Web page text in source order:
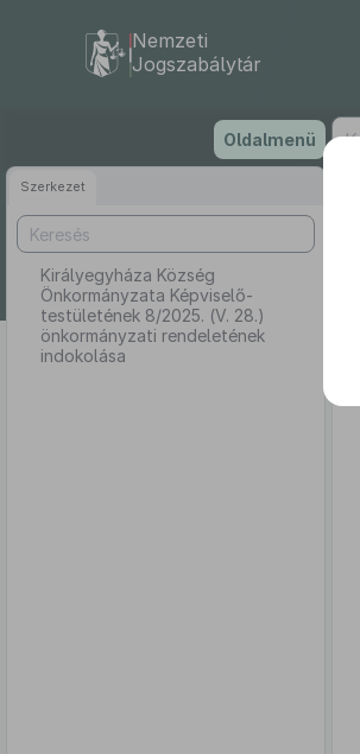
tartalomra
Nemzeti
Jogszabálytár
Oldalmenü
Szerkezet
Királyegyháza Község
Önkormányzata Képviselő-
testületének 8/2025. (V. 28.)
önkormányzati rendeletének
indokolása